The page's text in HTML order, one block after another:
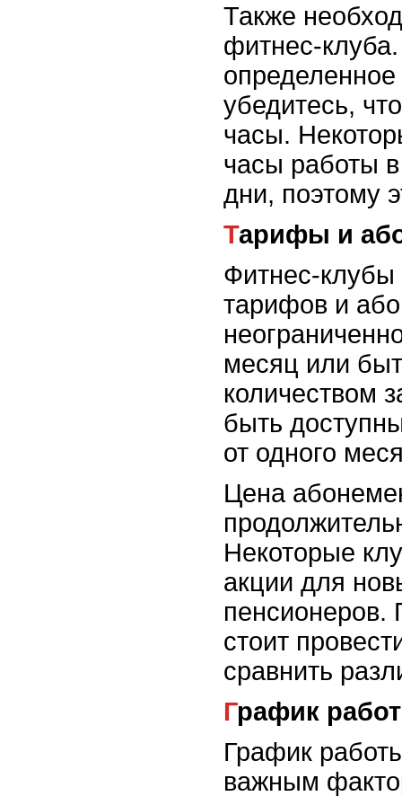
Также
фитнес-
убедитесь,
часы.
часы работы
дни, поэтому
Тарифы и
Фитнес-
тарифов и
месяц или
количеством
быть
от одного
Цена
Некоторые
акции для
пенсионеров.
стоит
сравнить
График
График
важным